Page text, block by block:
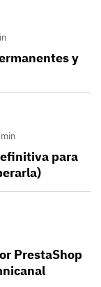
y
para
PrestaShop